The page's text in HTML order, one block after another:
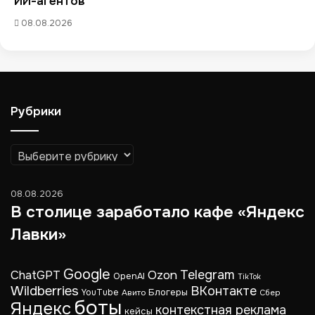
08.08.2026
Рубрики
Рубрики
08.08.2026
В столице заработало кафе «Яндекс
Лавки»
ChatGPT Google OpenAI Ozon Telegram TikTok
Wildberries YouTube Авито Блогеры ВКонтакте Сбер
Яндексботы кейсы контекстная реклама